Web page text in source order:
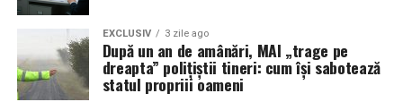
EXCLUSIV 3 zile ago
După un an de amânări, MAI „trage pe
dreapta” polițiștii tineri: cum își sabotează
statul propriii oameni